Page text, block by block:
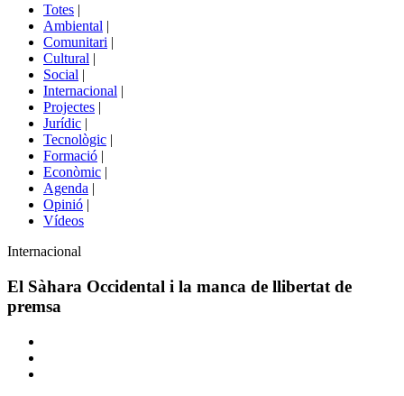
portals
Totes |
Ambiental |
Comunitari |
Cultural |
Social |
Internacional |
Projectes |
Jurídic |
Tecnològic |
Formació |
Econòmic |
Agenda |
Opinió |
Vídeos
Àmbit
la
Internacional
El Sàhara Occidental i la manca de llibertat de
premsa
Comparteix